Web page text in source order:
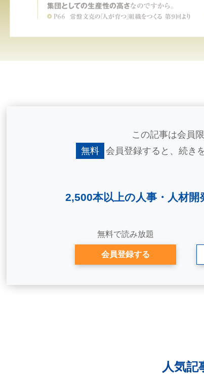
この記事は会員限
無料
会員登録すると、 続き
2,500本以上の人事・ 人材開
無料で読み放題
会員登録する
人気記